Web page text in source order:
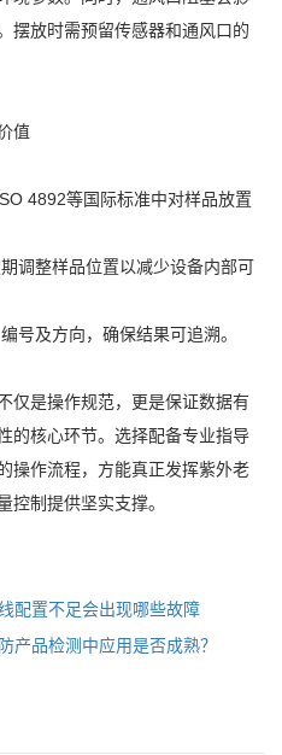
摆放时需预留传感器和通风口的
值
4892等国际标准中对样品放置
调整样品位置以减少设备内部可
号及方向，确保结果可追溯。
仅是操作规范，更是保证数据有
的核心环节。选择配备专业指导
操作流程，方能真正发挥紫外老
控制提供坚实支撑。
配置不足会出现哪些故障
产品检测中应用是否成熟？